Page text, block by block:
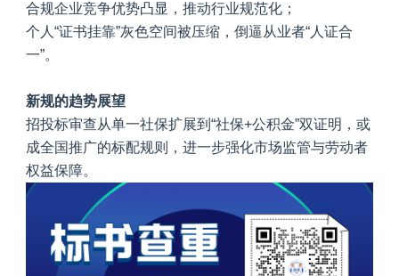
合规企业竞争优势凸显，推动行业规范化；
个人“证书挂靠”灰色空间被压缩，倒逼从业者“人证合
一”。
新规的趋势展望
招投标审查从单一社保扩展到“社保+公积金”双证明，或
成全国推广的标配规则，进一步强化市场监管与劳动者
权益保障。